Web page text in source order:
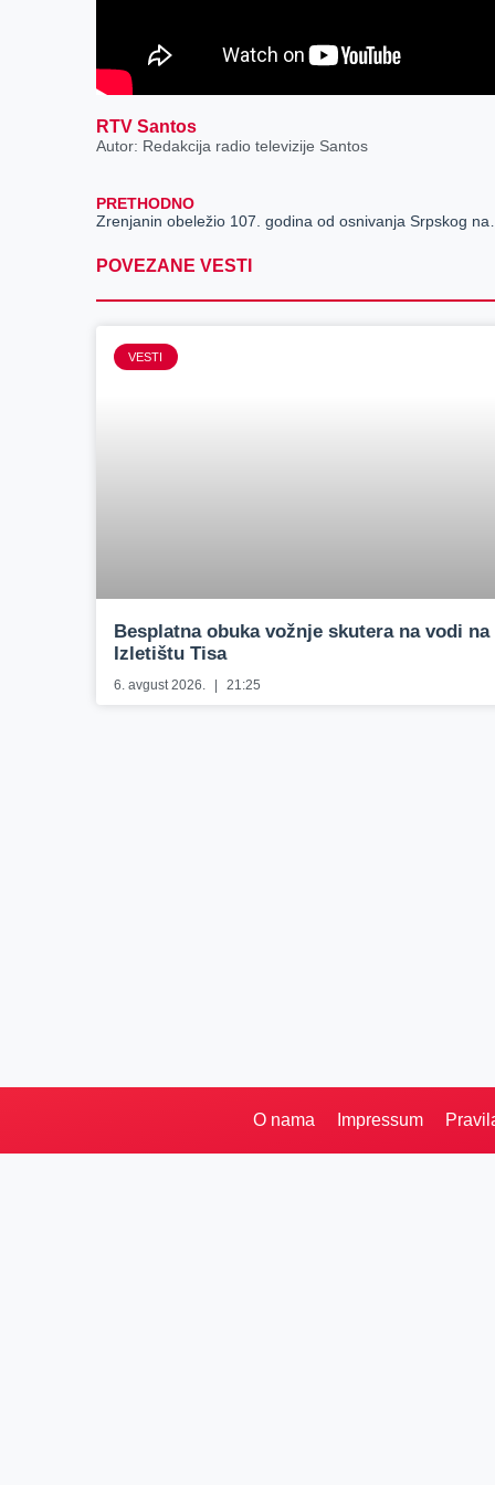
RTV Santos
Autor: Redakcija radio televizije Santos
PRETHODNO
Zrenjanin
POVEZANE VESTI
VESTI
Besplatna obuka vožnje skutera na vodi na
Izletištu Tisa
6. avgust 2026. 21:25
O nama Impressum